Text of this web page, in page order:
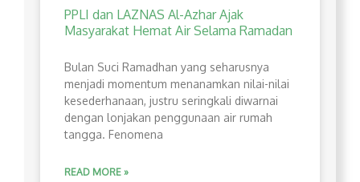
PPLI dan LAZNAS Al-Azhar Ajak
Masyarakat Hemat Air Selama Ramadan
Bulan Suci Ramadhan yang seharusnya
menjadi momentum menanamkan nilai-nilai
kesederhanaan, justru seringkali diwarnai
dengan lonjakan penggunaan air rumah
tangga. Fenomena
READ MORE »